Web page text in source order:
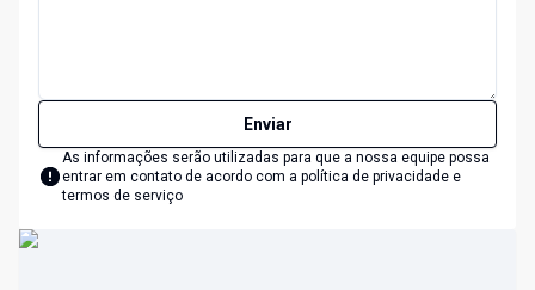
Enviar
As informações serão utilizadas para que a nossa equipe possa
entrar em contato de acordo com a política de privacidade e
termos de serviço